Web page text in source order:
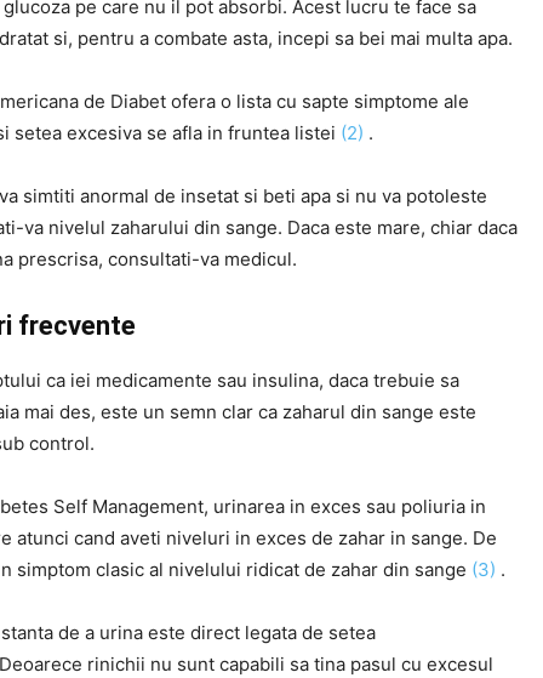
pe care nu il pot absorbi. Acest lucru te face sa
si, pentru a combate asta, incepi sa bei mai multa apa.
de Diabet ofera o lista cu sapte simptome ale
setea excesiva se afla in fruntea listei (2) .
simtiti anormal de insetat si beti apa si nu va potoleste
va nivelul zaharului din sange. Daca este mare, chiar daca
prescrisa, consultati-va medicul.
frecvente
ca iei medicamente sau insulina, daca trebuie sa
mai des, este un semn clar ca zaharul din sange este
control.
Self Management, urinarea in exces sau poliuria in
atunci cand aveti niveluri in exces de zahar in sange. De
simptom clasic al nivelului ridicat de zahar din sange (3) .
de a urina este direct legata de setea
rinichii nu sunt capabili sa tina pasul cu excesul